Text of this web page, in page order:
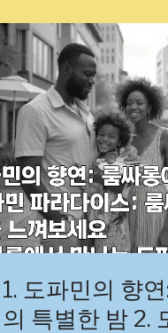
1. 도파민의 향
의 특별한 밤 2.
1.
도
파
민
의
향
연:
룸
싸
롱
에
서
의
특